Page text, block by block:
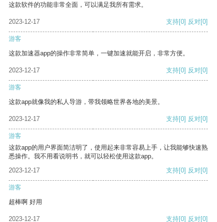
这款软件的功能非常全面，可以满足我所有需求。
2023-12-17 支持[0] 反对[0]
游客
这款加速器app的操作非常简单，一键加速就能开启，非常方便。
2023-12-17 支持[0] 反对[0]
游客
这款app就像我的私人导游，带我领略世界各地的美景。
2023-12-17 支持[0] 反对[0]
游客
这款app的用户界面简洁明了，使用起来非常容易上手，让我能够快速熟
悉操作。我不用看说明书，就可以轻松使用这款app。
2023-12-17
支持[0] 反对[0]
游客
超棒啊 好用
2023-12-17 支持[0] 反对[0]